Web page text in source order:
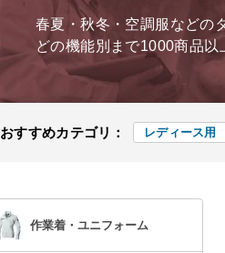
春夏・秋冬・空調服などの
どの機能別まで1000商品以
おすすめカテゴリ： レディース用
作業着・ユニフォーム